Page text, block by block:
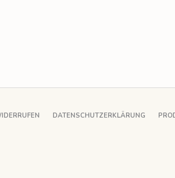
DATENSCHUTZERKLÄRUNG